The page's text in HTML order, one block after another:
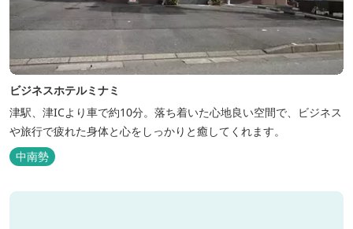
ビジネスホテルミナミ
津駅、津ICより車で約10分。落ち着いた心地良い空間で、ビジネス
や旅行で疲れた身体と心をしっかりと癒してくれます。
中南勢